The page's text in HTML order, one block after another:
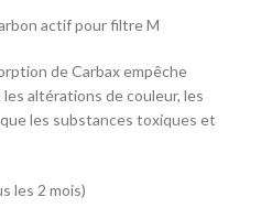
actif pour filtre M
de Carbax empêche
altérations de couleur, les
les substances toxiques et
les 2 mois)